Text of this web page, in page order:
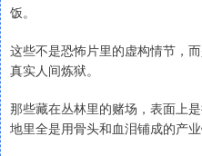
饭。
这些不是恐怖片里的虚构情节，
真实人间炼狱。
那些藏在丛林里的赌场，表面上
地里全是用骨头和血泪铺成的产业